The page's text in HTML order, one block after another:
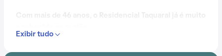
Com portaria 24 horas, quadra esportiva,
Exibir tudo